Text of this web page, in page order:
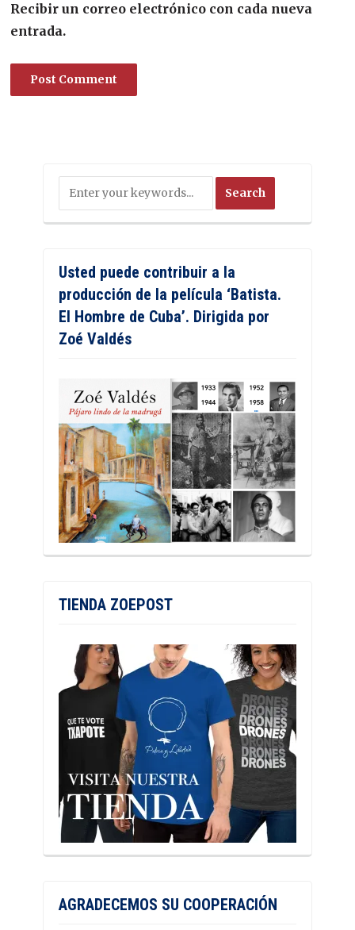
Recibir un correo electrónico con cada nueva
entrada.
Usted puede contribuir a la
producción de la película ‘Batista.
El Hombre de Cuba’. Dirigida por
Zoé Valdés
TIENDA ZOEPOST
AGRADECEMOS SU COOPERACIÓN